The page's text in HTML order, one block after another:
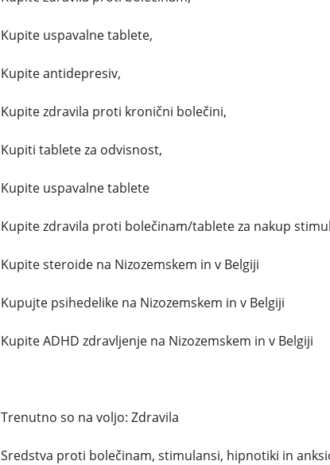
Kupite uspavalne tablete,
Kupite antidepresiv,
Kupite zdravila proti kronični bolečini,
Kupiti tablete za odvisnost,
Kupite uspavalne tablete
Kupite zdravila proti bolečinam/tablete za nakup
Kupite steroide na Nizozemskem in v Belgiji
Kupujte psihedelike na Nizozemskem in v Belgiji
Kupite ADHD zdravljenje na Nizozemskem in v Belgiji
Trenutno so na voljo: Zdravila
Sredstva proti bolečinam, stimulansi, hipnotiki in